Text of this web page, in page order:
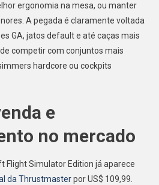
ergonomia na mesa, ou manter
A pegada é claramente voltada
GA, jatos default e até caças mais
competir com conjuntos mais
hardcore ou cockpits
e
no mercado
Flight Simulator Edition já aparece
da Thrustmasterpor US$ 109,99.